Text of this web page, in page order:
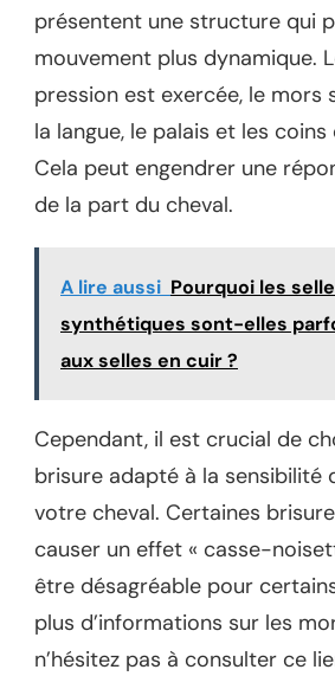
présentent une structure qui
mouvement plus dynamique.
pression est exercée, le mors
la langue, le palais et les
Cela peut engendrer une
de la part du cheval.
A lire aussi Pourquoi les
synthétiques sont-elles
aux selles en cuir ?
Cependant, il est crucial de
brisure adapté à la sensibilité
votre cheval. Certaines
causer un effet « casse-
être désagréable pour
plus d’informations sur les
n’hésitez pas à consulter ce